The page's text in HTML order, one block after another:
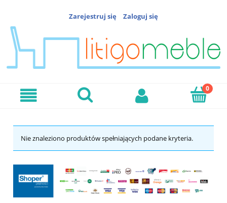
Zarejestruj się Zaloguj się
Nie znaleziono produktów spełniających podane kryteria.